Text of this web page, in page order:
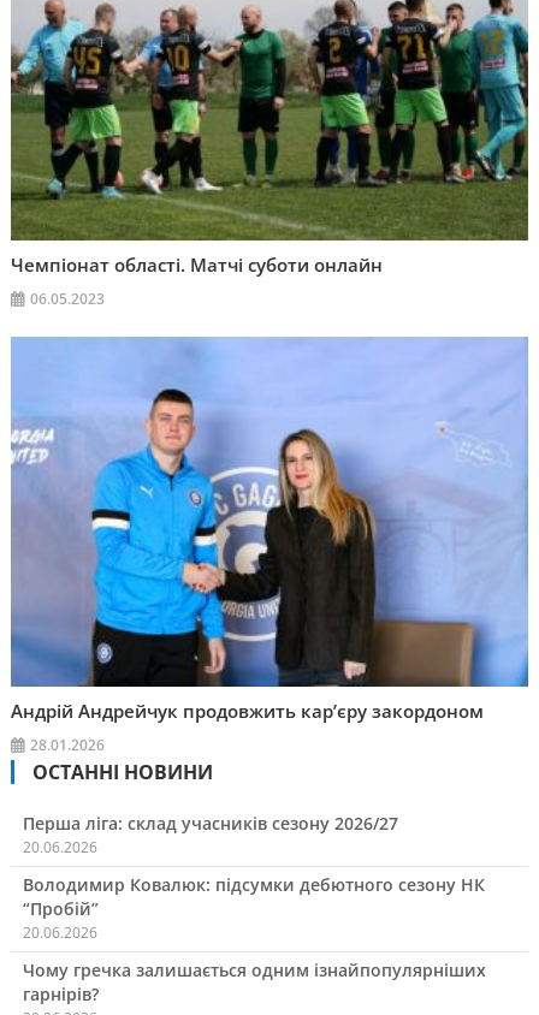
Чемпіонат області. Матчі суботи онлайн
06.05.2023
Андрій Андрейчук продовжить кар’єру закордоном
28.01.2026
ОСТАННІ НОВИНИ
Перша ліга: склад учасників сезону 2026/27
20.06.2026
Володимир Ковалюк: підсумки дебютного сезону НК
“Пробій”
20.06.2026
Чому гречка залишається одним ізнайпопулярніших
гарнірів?